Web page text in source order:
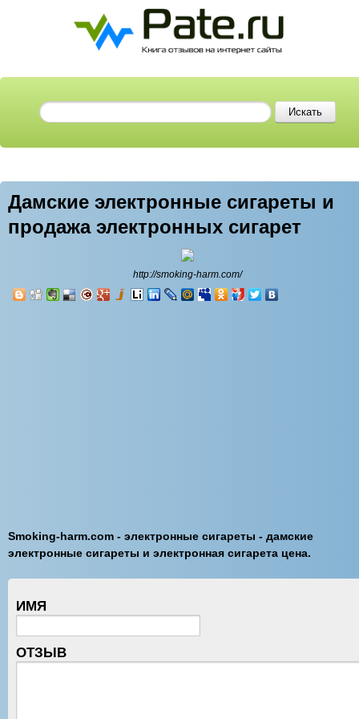
Дамские электронные сигареты и
продажа электронных сигарет
http://smoking-harm.com/
Smoking-harm.com - электронные сигареты - дамские
электронные сигареты и электронная сигарета цена.
ИМЯ
ОТЗЫВ